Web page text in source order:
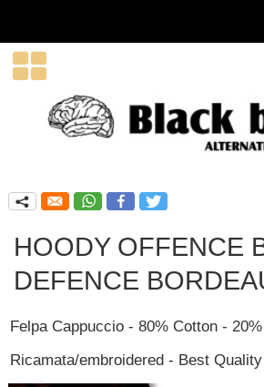

q
HOODY OFFENCE
DEFENCE
Felpa Cappuccio - 80% Cotton -
Ricamata/embroidered - Best Quality